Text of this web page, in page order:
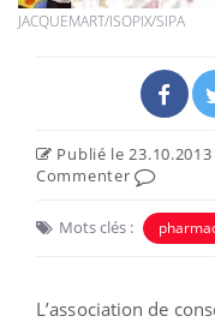
JACQUEMART/ISOPIX/SIPA
Publié le
Commenter
Mots clés :
L’association de